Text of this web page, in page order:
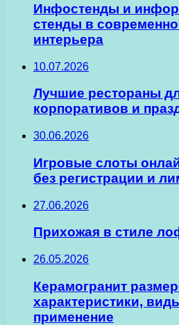
Инфостенды и
стенды в
интерьера
10.07.2026
Лучшие рестораны
корпоративов и
30.06.2026
Игровые слоты
без регистрации и
27.06.2026
Прихожая в стиле
26.05.2026
Керамогранит
характеристики,
применение